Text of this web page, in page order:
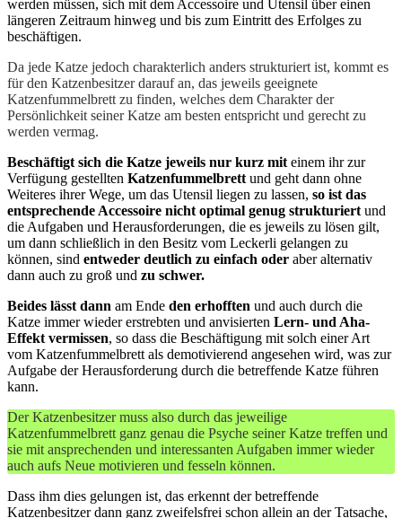
werden müssen, sich mit dem Accessoire und Utensil über einen
längeren Zeitraum hinweg und bis zum Eintritt des Erfolges zu
beschäftigen.
Da jede Katze jedoch charakterlich anders strukturiert ist, kommt es
für den Katzenbesitzer darauf an, das jeweils geeignete
Katzenfummelbrett zu finden, welches dem Charakter der
Persönlichkeit seiner Katze am besten entspricht und gerecht zu
werden vermag.
Beschäftigt sich die Katze jeweils nur kurz mit einem ihr zur
Verfügung gestellten Katzenfummelbrett und geht dann ohne
Weiteres ihrer Wege, um das Utensil liegen zu lassen, so ist das
entsprechende Accessoire nicht optimal genug strukturiert und
die Aufgaben und Herausforderungen, die es jeweils zu lösen gilt,
um dann schließlich in den Besitz vom Leckerli gelangen zu
können, sind entweder deutlich zu einfach oder aber alternativ
dann auch zu groß und zu schwer.
Beides lässt dann am Ende den erhofften und auch durch die
Katze immer wieder erstrebten und anvisierten Lern- und Aha-
Effekt vermissen, so dass die Beschäftigung mit solch einer Art
vom Katzenfummelbrett als demotivierend angesehen wird, was zur
Aufgabe der Herausforderung durch die betreffende Katze führen
kann.
Der Katzenbesitzer muss also durch das jeweilige
Katzenfummelbrett ganz genau die Psyche seiner Katze treffen und
sie mit ansprechenden und interessanten Aufgaben immer wieder
auch aufs Neue motivieren und fesseln können.
Dass ihm dies gelungen ist, das erkennt der betreffende
Katzenbesitzer dann ganz zweifelsfrei schon allein an der Tatsache,